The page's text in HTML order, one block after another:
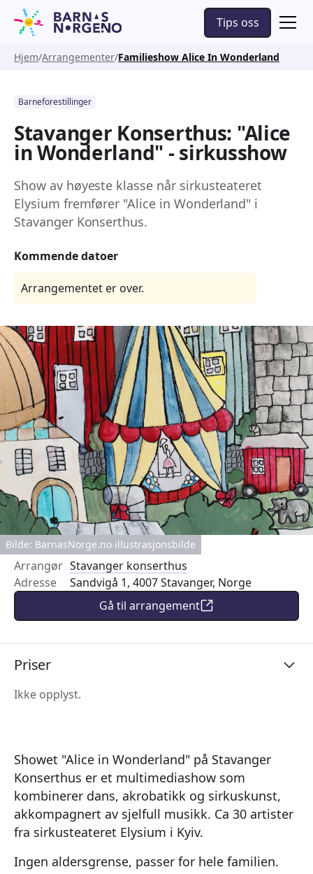
Tips oss
Hjem Arrangementer Familieshow Alice In Wonderland
Barneforestillinger
Stavanger Konserthus: "Alice
in Wonderland" - sirkusshow
Show av høyeste klasse når sirkusteateret
Elysium fremfører "Alice in Wonderland" i
Stavanger Konserthus.
Kommende datoer
Arrangementet er over.
Bilde: BarnasNorge.no illustrasjonsbilde
Arrangør Stavanger konserthus
Adresse
Sandvigå 1, 4007 Stavanger, Norge
Gå til arrangement
Priser
Ikke opplyst.
Showet "Alice in Wonderland" på Stavanger
Konserthus er et multimediashow som
kombinerer dans, akrobatikk og sirkuskunst,
akkompagnert av sjelfull musikk. Ca 30 artister
fra sirkusteateret Elysium i Kyiv.
Ingen aldersgrense, passer for hele familien.